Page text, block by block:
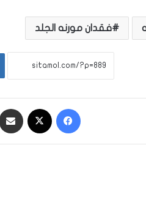
فقدان مورنه الجلد